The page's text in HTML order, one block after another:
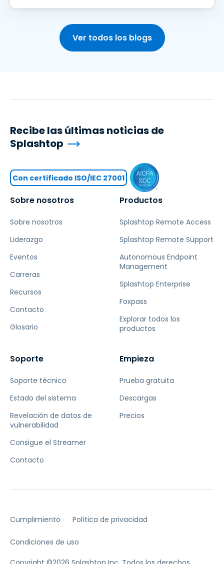
Ver todos los blogs
Sobre nosotros
Sobre nosotros
Liderazgo
Eventos
Carreras
Recursos
Contacto
Glosario
Productos
Splashtop Remote Access
Splashtop Remote Support
Autonomous Endpoint
Management
Splashtop Enterprise
Foxpass
Explorar todos los
productos
Soporte
Soporte técnico
Estado del sistema
Revelación de datos de
vulnerabilidad
Consigue el Streamer
Contacto
Empieza
Prueba gratuita
Descargas
Precios
Recibe las últimas noticias de
Splashtop
Con certificado ISO/IEC 27001
Cumplimiento Política de privacidad
Condiciones de uso